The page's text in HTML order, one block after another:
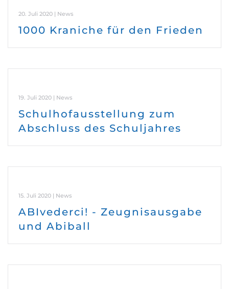
20. Juli 2020 | News
1000 Kraniche für den Frieden
19. Juli 2020 | News
Schulhofausstellung zum
Abschluss des Schuljahres
15. Juli 2020 | News
ABIvederci! - Zeugnisausgabe
und Abiball